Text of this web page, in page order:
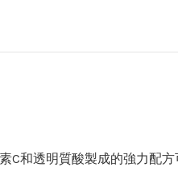
C和透明質酸製成的強力配